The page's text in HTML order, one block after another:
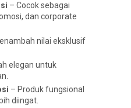
– Cocok sebagai
dan corporate
nilai eksklusif
elegan untuk
– Produk fungsional
diingat.